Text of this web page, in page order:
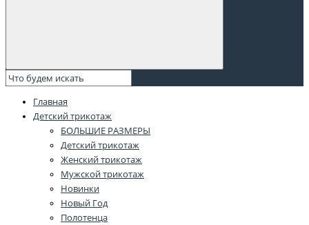
Главная
Детский трикотаж
БОЛЬШИЕ РАЗМЕРЫ
Детский трикотаж
Женский трикотаж
Мужской трикотаж
Новинки
Новый Год
Полотенца